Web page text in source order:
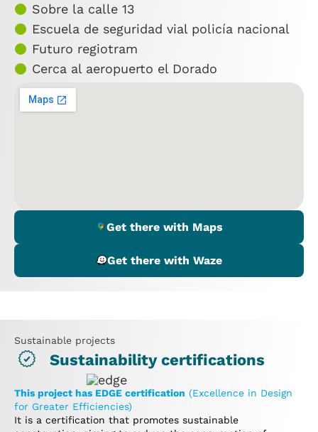
Get there with Maps
Get there with Waze
Sobre la calle 13
Escuela de seguridad vial policía nacional
Futuro regiotram
Cerca al aeropuerto el Dorado
Sustainable projects
Sustainability certifications
This project has EDGE certification (Excellence in Design
for Greater Efficiencies)
It is a certification that promotes sustainable